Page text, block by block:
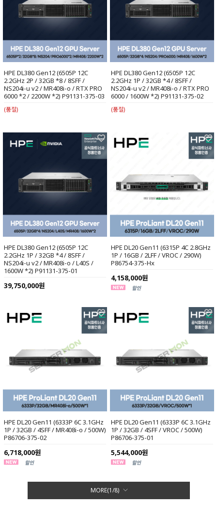
HPE DL380 Gen12 (6505P 12C
2.2GHz 2P / 32GB *8 / 8SFF /
NS204i-u v2 / MR408i-o / RTX PRO
6000 *2 / 2200W *2) P91131-375-03
(품절)
HPE DL380 Gen12 (6505P 12C
2.2GHz 1P / 32GB *4 / 8SFF /
NS204i-u v2 / MR408i-o / RTX PRO
6000 / 1600W *2) P91131-375-02
(품절)
HPE DL380 Gen12 (6505P 12C
2.2GHz 1P / 32GB *4 / 8SFF /
NS204i-u v2 / MR408i-o / L40S /
1600W *2) P91131-375-01
39,750,000원
HPE DL20 Gen11 (6315P 4C 2.8GHz
1P / 16GB / 2LFF / VROC / 290W)
P86754-375-Hx
4,158,000원
HPE DL20 Gen11 (6333P 6C 3.1GHz
1P / 32GB / 4SFF / MR408i-o / 500W)
P86706-375-02
6,718,000원
HPE DL20 Gen11 (6333P 6C 3.1GHz
1P / 32GB / 4SFF / VROC / 500W)
P86706-375-01
5,544,000원
MORE(1/8)